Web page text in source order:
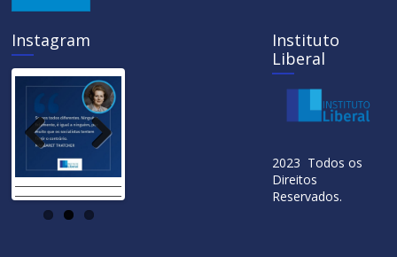
Instagram
ous
Instituto
Liberal
2023 Todos os
Direitos
Reservados.